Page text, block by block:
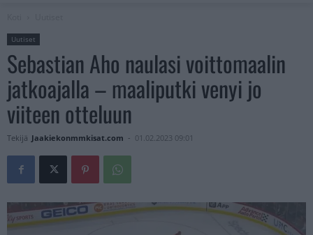
Uutiset
Sebastian Aho naulasi voittomaalin
jatkoajalla – maaliputki venyi jo
viiteen otteluun
Tekijä Jaakiekonmmkisat.com - 01.02.2023 09:01